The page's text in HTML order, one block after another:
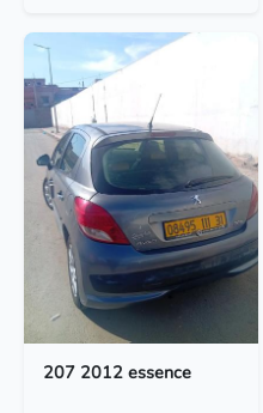
207 2012 essence